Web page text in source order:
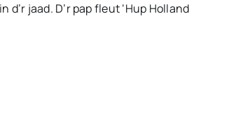
jaad. D’r pap fleut ‘Hup Holland